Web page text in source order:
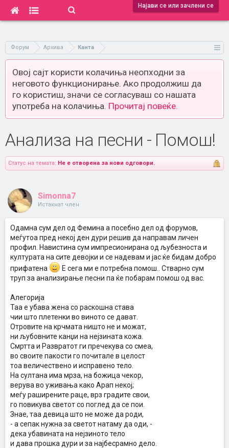
Најави се или зачлени се
Форум Архива Канта
Овој сајт користи колачиња неопходни за
неговото функционирање. Ако продолжиш да
го користиш, значи се согласуваш со нашата
употреба на колачиња. Прочитај повеќе.
Анализа на песни - Помош!
Статус на темата: Не е отворена за нови одговори.
Simonna7
Истакнат член
Одамна сум дел од Фемина а посебно дел од форумов,
меѓутоа пред некој ден дури решив да направам личен
профил. Навистина сум импресионирана од љубезноста и
културата на сите девојки и се надевам и јас ќе бидам добро
прифатена
Е сега ми е потребна помош.. Стварно сум
труп за анализирање песни па ќе побарам помош од вас.
Алегорија
Таа е убава жена со раскошна става
чии што плетенки во виното се дават.
Отровите на крчмата ништо не и можат,
ни љубовните канџи на нејзината кожа.
Смртта и Развратот ги пречекува со смeа,
во своите пакости го почитале в целост
тоа величествено и исправено тело.
На султана има мрза, нa божица чекор,
верува во уживања како Арап некој;
меѓу раширените раце, врз градите свои,
го повикува светот со поглед да се пои.
Знае, таа девицa што не може да роди,
- а сепак нужна за светот натаму да оди, -
дека убавината на нејзиното тело
и дава прошка дури и за најбесрамно дело.